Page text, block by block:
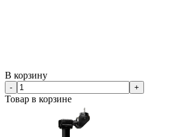
В корзину
- +
Товар в корзине